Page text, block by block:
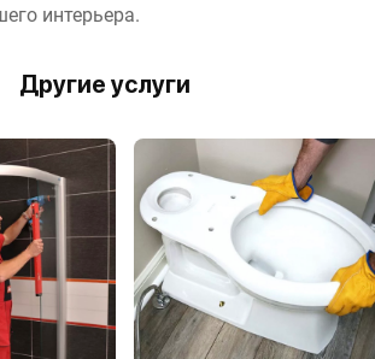
интерьера.
Другие услуги